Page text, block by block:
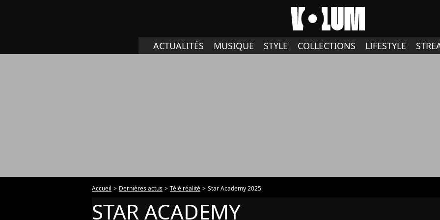
ACTUALITÉS MUSIQUE STYLE COLLECTIONS LIFESTYLE
Accueil Dernières actus Télé réalité Star Academy 2025
STAR ACADEMY